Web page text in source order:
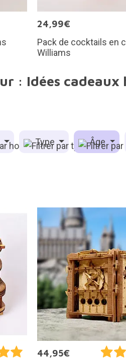
24,99€
Pack de cocktails en
Williams
: Idées cadeaux
Type Âge
44,95€